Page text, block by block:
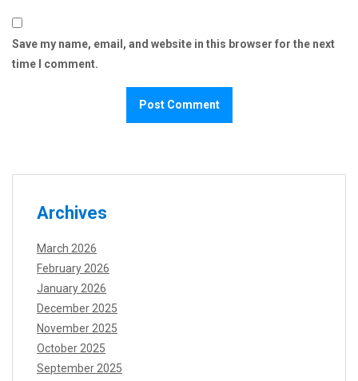
Save my name, email, and website in this browser for the next
time I comment.
Archives
March 2026
February 2026
January 2026
December 2025
November 2025
October 2025
September 2025